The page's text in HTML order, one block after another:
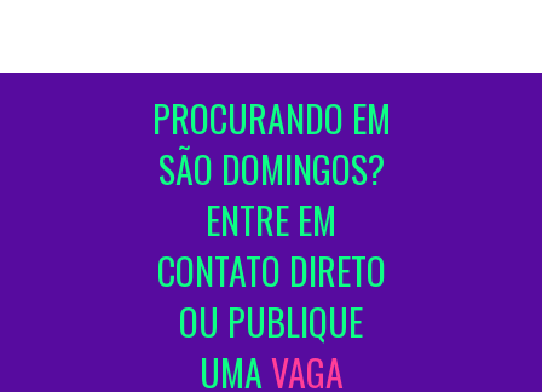
PROCURANDO EM
SÃO DOMINGOS?
ENTRE EM
CONTATO DIRETO
OU PUBLIQUE
UMAVAGA